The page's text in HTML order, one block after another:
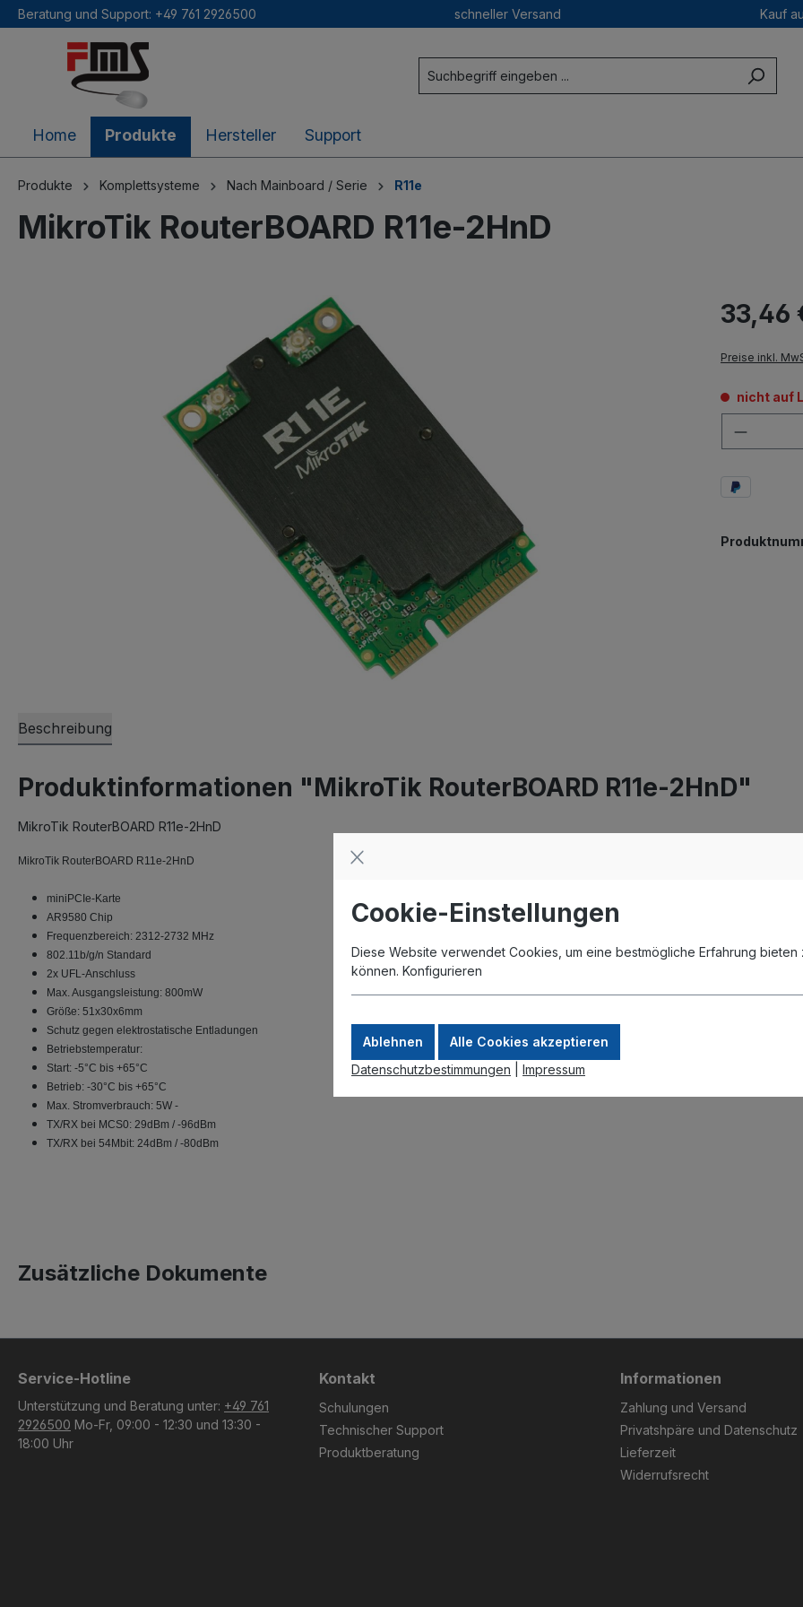
springen
Beratung und Support: +49 761 2926500 schneller Versand Kauf
Home Produkte Hersteller Support
Produkte Komplettsysteme Nach Mainboard / Serie R11e
MikroTik RouterBOARD R11e-2HnD
33,46
Preise inkl.
nicht auf
Beschreibung
Produktinformationen "MikroTik RouterBOARD R11e-2HnD"
MikroTik RouterBOARD R11e-2HnD
MikroTik RouterBOARD R11e-2HnD
miniPCIe-Karte
AR9580 Chip
Frequenzbereich: 2312-2732 MHz
802.11b/g/n Standard
2x UFL-Anschluss
Max. Ausgangsleistung: 800mW
Größe: 51x30x6mm
Schutz gegen elektrostatische Entladungen
Betriebstemperatur:
Start: -5°C bis +65°C
Betrieb: -30°C bis +65°C
Max. Stromverbrauch: 5W -
TX/RX bei MCS0: 29dBm / -96dBm
TX/RX bei 54Mbit: 24dBm / -80dBm
Zusätzliche Dokumente
Service-Hotline
Unterstützung und Beratung unter: +49 761
2926500 Mo-Fr, 09:00 - 12:30 und 13:30 -
18:00 Uhr
Kontakt
Schulungen
Technischer Support
Produktberatung
Informationen
Zahlung und Versand
Privatshpäre und Datenschutz
Lieferzeit
Widerrufsrecht
Cookie-Einstellungen
Diese Website verwendet Cookies, um eine bestmögliche Erfahrung bieten
können. Konfigurieren
Ablehnen
Alle Cookies akzeptieren
Datenschutzbestimmungen
Impressum